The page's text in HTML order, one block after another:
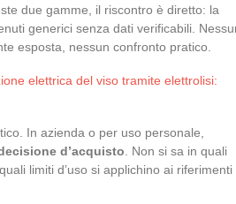
due gamme, il riscontro è diretto: la
generici senza dati verificabili.
esposta, nessun confronto pratico.
elettrica del viso tramite elettrolisi:
In azienda o per uso personale,
d’acquisto . Non si sa in quali
limiti d’uso si applichino ai riferimenti